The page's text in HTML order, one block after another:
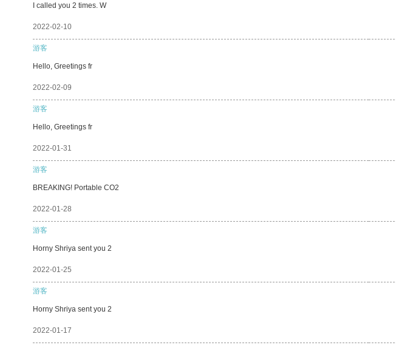
I called you 2 times. W
2022-02-10
游客
Hello, Greetings fr
2022-02-09
游客
Hello, Greetings fr
2022-01-31
游客
BREAKING! Portable CO2
2022-01-28
游客
Horny Shriya sent you 2
2022-01-25
游客
Horny Shriya sent you 2
2022-01-17